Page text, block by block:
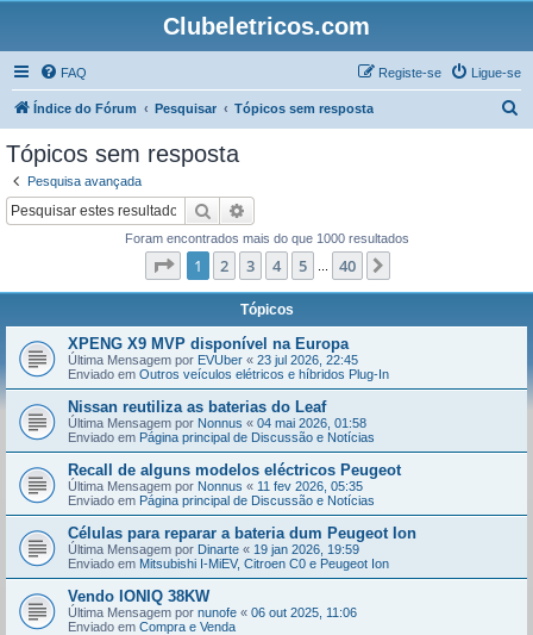
Clubeletricos.com
FAQ Ligue-se
Registe-se
Índice do Fórum Pesquisar Tópicos sem resposta
Tópicos sem resposta
Pesquisa avançada
Pesquisar
Foram encontrados mais do que 1000 resultados
Página de 40
1 2 3 4 5 40
Tópicos
XPENG X9 MVP disponível na Europa
Última Mensagem por EVUber « 23 jul 2026, 22:45
Enviado em Outros veículos elétricos e híbridos Plug-In
Nissan reutiliza as baterias do Leaf
Última Mensagem por Nonnus « 04 mai 2026, 01:58
Enviado em Página principal de Discussão e Notícias
Recall de alguns modelos eléctricos Peugeot
Última Mensagem por Nonnus « 11 fev 2026, 05:35
Enviado em Página principal de Discussão e Notícias
Células para reparar a bateria dum Peugeot Ion
Última Mensagem por Dinarte « 19 jan 2026, 19:59
Enviado em Mitsubishi I-MiEV, Citroen C0 e Peugeot Ion
Vendo IONIQ 38KW
Última Mensagem por nunofe « 06 out 2025, 11:06
Enviado em Compra e Venda